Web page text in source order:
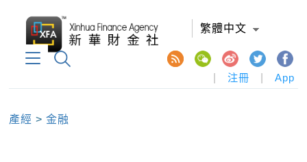
繁體中文
注冊 App
產經 >金融